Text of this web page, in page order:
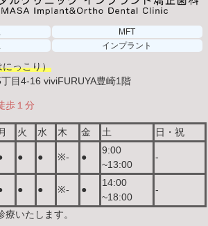
MFT
インプラント
っこり）
目4-16 viviFURUYA豊崎1階
歩１分
月 火 水 木 金 土 日・祝
● ● ※- ●
9:00
~13:00
-
● ● ※- ●
14:00
~18:00
-
いたします。